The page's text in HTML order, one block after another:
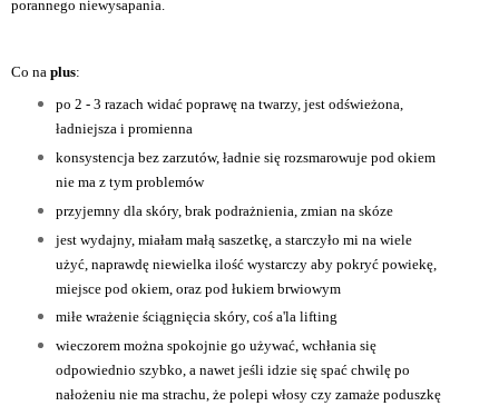
porannego niewysapania.
Co na plus:
po 2 - 3 razach widać poprawę na twarzy, jest odświeżona,
ładniejsza i promienna
konsystencja bez zarzutów, ładnie się rozsmarowuje pod okiem
nie ma z tym problemów
przyjemny dla skóry, brak podrażnienia, zmian na skóze
jest wydajny, miałam małą saszetkę, a starczyło mi na wiele
użyć, naprawdę niewielka ilość wystarczy aby pokryć powiekę,
miejsce pod okiem, oraz pod łukiem brwiowym
miłe wrażenie ściągnięcia skóry, coś a'la lifting
wieczorem można spokojnie go używać, wchłania się
odpowiednio szybko, a nawet jeśli idzie się spać chwilę po
nałożeniu nie ma strachu, że polepi włosy czy zamaże poduszkę